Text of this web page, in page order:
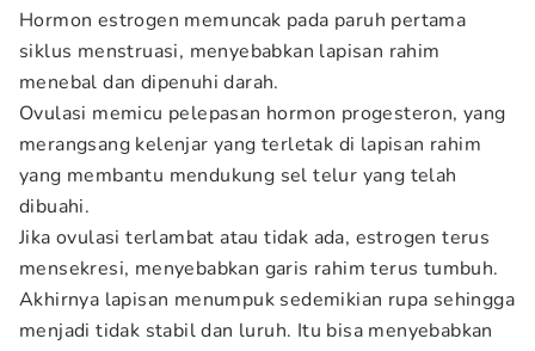
Hormon estrogen memuncak pada paruh pertama
siklus menstruasi, menyebabkan lapisan rahim
menebal dan dipenuhi darah.
Ovulasi memicu pelepasan hormon progesteron, yang
merangsang kelenjar yang terletak di lapisan rahim
yang membantu mendukung sel telur yang telah
dibuahi.
Jika ovulasi terlambat atau tidak ada, estrogen terus
mensekresi, menyebabkan garis rahim terus tumbuh.
Akhirnya lapisan menumpuk sedemikian rupa sehingga
menjadi tidak stabil dan luruh. Itu bisa menyebabkan